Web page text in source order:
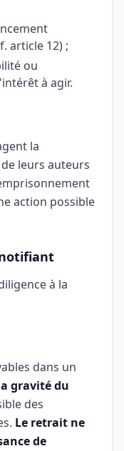
article 12) ;
ou
à agir.
la
de leurs auteurs
action possible
à la
dans un
gravité du
des
Le retrait ne
de